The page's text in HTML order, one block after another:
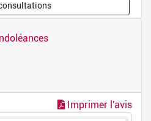
Imprimer l'avis